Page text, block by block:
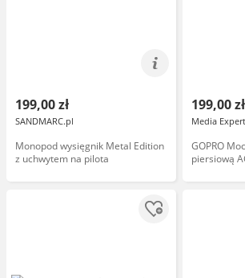
199,00 zł
SANDMARC.pl
Monopod wysięgnik Metal Edition
z uchwytem na pilota
199,00 zł
Media Expert
GOPRO
piersiową